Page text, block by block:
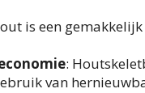
is een
:
van